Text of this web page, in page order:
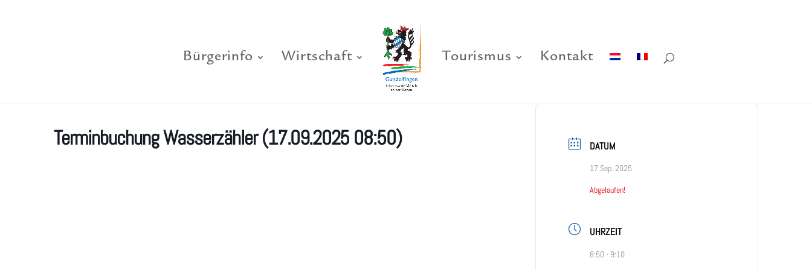
Bürgerinfo Wirtschaft Tourismus Kontakt
Terminbuchung Wasserzähler (17.09.2025 08:50) DATUM
17 Sep. 2025
Abgelaufen!
UHRZEIT
8:50 - 9:10